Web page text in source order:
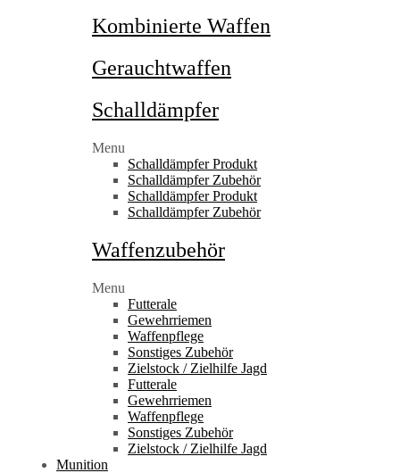
Kombinierte Waffen
Gerauchtwaffen
Schalldämpfer
Menu
Schalldämpfer Produkt
Schalldämpfer Zubehör
Schalldämpfer Produkt
Schalldämpfer Zubehör
Waffenzubehör
Menu
Futterale
Gewehrriemen
Waffenpflege
Sonstiges Zubehör
Zielstock / Zielhilfe Jagd
Futterale
Gewehrriemen
Waffenpflege
Sonstiges Zubehör
Zielstock / Zielhilfe Jagd
Munition